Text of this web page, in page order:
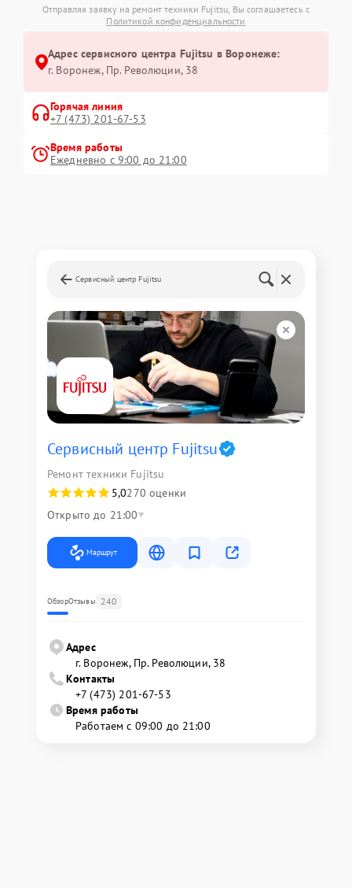
Отправляя заявку на ремонт техники Fujitsu, Вы соглашаетесь с
Политикой конфиденциальности
Адрес сервисного центра Fujitsu в Воронеже:
г. Воронеж, Пр. Революции, 38
Горячая линия
+7 (473) 201-67-53
Время работы
Ежедневно с 9:00 до 21:00
Сервисный центр Fujitsu
Сервисный центр Fujitsu
Ремонт техники Fujitsu
5,0270 оценки
Открыто до 21:00
Маршрут
ОбзорОтзывы 240
Адрес
г. Воронеж, Пр. Революции, 38
Контакты
+7 (473) 201-67-53
Время работы
Работаем с 09:00 до 21:00